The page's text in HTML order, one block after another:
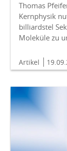
Thomas
Kernphysik
billiardstel
Moleküle zu
Artikel